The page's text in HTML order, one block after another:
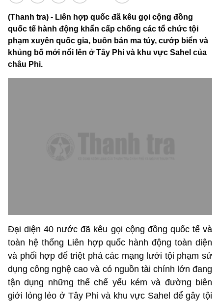
(Thanh tra) - Liên hợp quốc đã kêu gọi cộng đồng
quốc tế hành động khẩn cấp chống các tổ chức tội
phạm xuyên quốc gia, buôn bán ma túy, cướp biển và
khủng bố mới nổi lên ở Tây Phi và khu vực Sahel của
châu Phi.
Đại diện 40 nước đã kêu gọi cộng đồng quốc tế và
toàn hệ thống Liên hợp quốc hành động toàn diện
và phối hợp để triệt phá các mạng lưới tội phạm sử
dụng công nghệ cao và có nguồn tài chính lớn đang
tận dụng những thể chế yếu kém và đường biên
giới lỏng lẻo ở Tây Phi và khu vực Sahel để gây tội